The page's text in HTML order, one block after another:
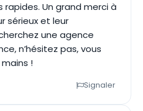
Un grand merci à
sérieux et leur
une agence
n’hésitez pas, vous
!
Signaler